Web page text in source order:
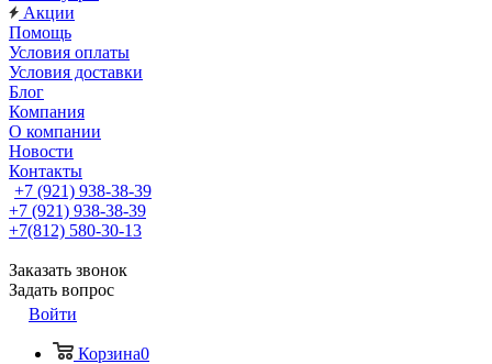
Акции
Помощь
Условия оплаты
Условия доставки
Блог
Компания
О компании
Новости
Контакты
+7 (921) 938-38-39
+7 (921) 938-38-39
+7(812) 580-30-13
Заказать звонок
Задать вопрос
Войти
Корзина0